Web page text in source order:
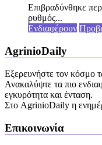
Επιβραδύνθηκε
ρυθμός...
Ενδιαφέρουν
AgrinioDaily
Εξερευνήστε τον κόσμο
Ανακαλύψτε τα πιο
εγκυρότητα και ένταση.
Στο AgrinioDaily η
Επικοινωνία